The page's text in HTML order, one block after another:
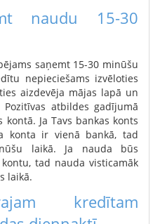
naudu 15-30
saņemt 15-30 minūšu
nepieciešams izvēloties
aizdevēja mājas lapā un
atbildes gadījumā
Ja Tavs bankas konts
konta ir vienā bankā, tad
laikā. Ja nauda būs
tad nauda visticamāk
laikā.
kredītam